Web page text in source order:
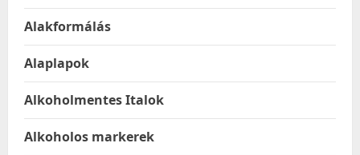
Alakformálás
Alaplapok
Alkoholmentes Italok
Alkoholos markerek